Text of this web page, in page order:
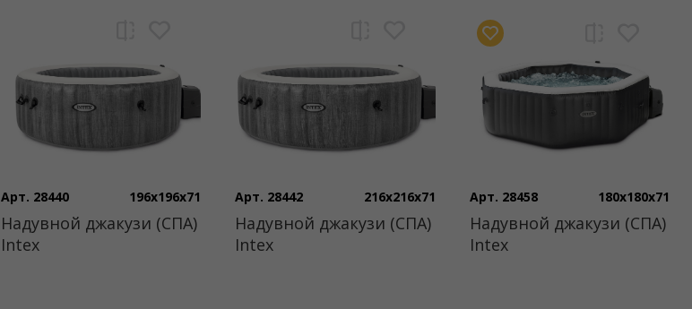
Арт. 28440 196x196x71
Надувной джакузи (СПА)
Intex
Арт. 28442 216x216x71
Надувной джакузи (СПА)
Intex
Арт. 28458 180x180x71
Надувной джакузи (СПА)
Intex